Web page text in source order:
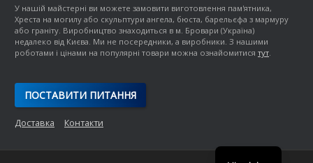
У нашій майстерні ви можете замовити виготовлення пам'ятника,
Хреста на могилу або скульптури ангела, бюста, барельєфа з мармуру
або граніту. Виробництво знаходиться в м. Бровари (Україна)
недалеко від Києва. Ми не посередники, а виробники. З нашими
роботами і цінами на популярні товари можна ознайомитися тут.
ПОСТАВИТИ ПИТАННЯ
Доставка Контакти